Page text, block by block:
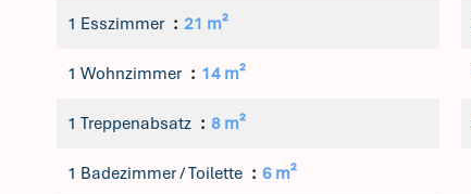
1 Esszimmer 21 m²
1 Wohnzimmer 14 m²
1 Treppenabsatz 8 m²
1 Badezimmer / Toilette 6 m²